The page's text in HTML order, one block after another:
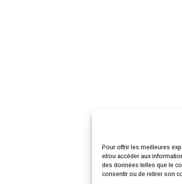
Pour offrir les meilleures
et/ou accéder aux
des données telles que le
consentir ou de retirer son